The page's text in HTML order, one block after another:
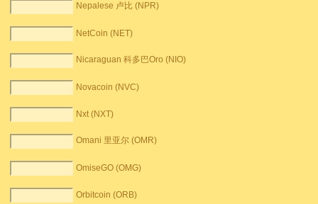
Nepalese 卢比 (NPR)
NetCoin (NET)
Nicaraguan 科多巴Oro (NIO)
Novacoin (NVC)
Nxt (NXT)
Omani 里亚尔 (OMR)
OmiseGO (OMG)
Orbitcoin (ORB)